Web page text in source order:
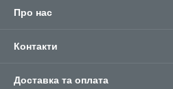
Про нас
Контакти
Доставка та оплата